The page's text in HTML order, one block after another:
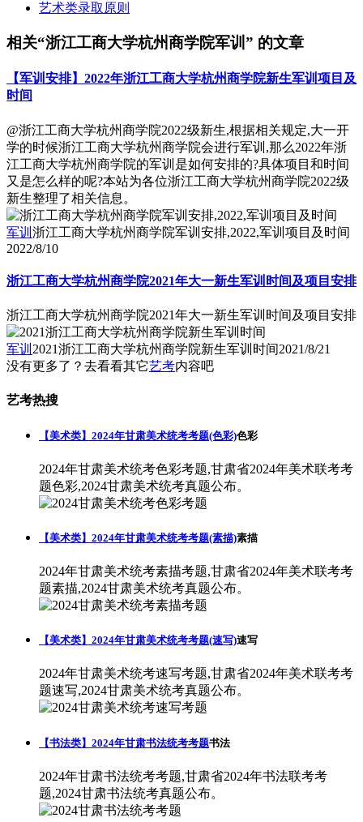
艺术类录取原则
相关“浙江工商大学杭州商学院军训” 的文章
【军训安排】2022年浙江工商大学杭州商学院新生军训项目及
时间
@浙江工商大学杭州商学院2022级新生,根据相关规定,大一开
学的时候浙江工商大学杭州商学院会进行军训,那么2022年浙
江工商大学杭州商学院的军训是如何安排的?具体项目和时间
又是怎么样的呢?本站为各位浙江工商大学杭州商学院2022级
新生整理了相关信息。
军训 浙江工商大学杭州商学院军训安排,2022,军训项目及时间
2022/8/10
浙江工商大学杭州商学院2021年大一新生军训时间及项目安排
浙江工商大学杭州商学院2021年大一新生军训时间及项目安排
军训 2021浙江工商大学杭州商学院新生军训时间2021/8/21
没有更多了？去看看其它艺考内容吧
艺考热搜
【美术类】2024年甘肃美术统考考题(色彩)色彩
2024年甘肃美术统考色彩考题,甘肃省2024年美术联考考
题色彩,2024甘肃美术统考真题公布。
【美术类】2024年甘肃美术统考考题(素描)素描
2024年甘肃美术统考素描考题,甘肃省2024年美术联考考
题素描,2024甘肃美术统考真题公布。
【美术类】2024年甘肃美术统考考题(速写)速写
2024年甘肃美术统考速写考题,甘肃省2024年美术联考考
题速写,2024甘肃美术统考真题公布。
【书法类】2024年甘肃书法统考考题书法
2024年甘肃书法统考考题,甘肃省2024年书法联考考
题,2024甘肃书法统考真题公布。